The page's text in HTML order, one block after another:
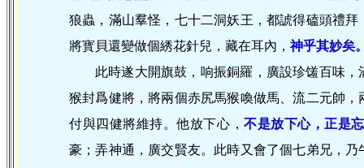
狼蟲，滿山羣怪，七十二洞妖王，都諕得磕頭禮拜
將寳貝還變做個綉花針兒，藏在耳內，神乎其妙矣
此時遂大開旗鼓，响振銅羅，廣設珍馐百味
猴封爲健將，將兩個赤尻馬猴喚做馬、流二元帥
付與四健將維持。他放下心，不是放下心，正是
豪；弄神通，廣交賢友。此時又會了個七弟兄，乃